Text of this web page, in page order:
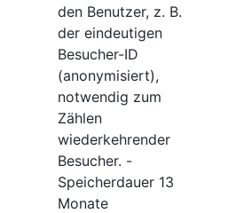
den Benutzer, z. B.
der eindeutigen
Besucher-ID
(anonymisiert),
notwendig zum
Zählen
wiederkehrender
Besucher. -
Speicherdauer 13
Monate